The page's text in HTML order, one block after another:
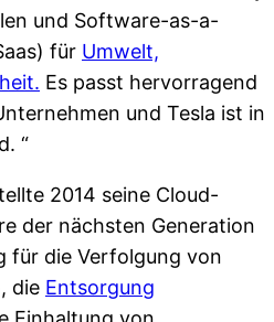
und Software-as-a-
für Umwelt,
Es passt hervorragend
und Tesla ist in
“
2014 seine Cloud-
der nächsten Generation
für die Verfolgung von
die Entsorgung